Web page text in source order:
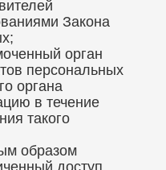
Закона
орган
персональных
органа
в течение
такого
образом
доступ